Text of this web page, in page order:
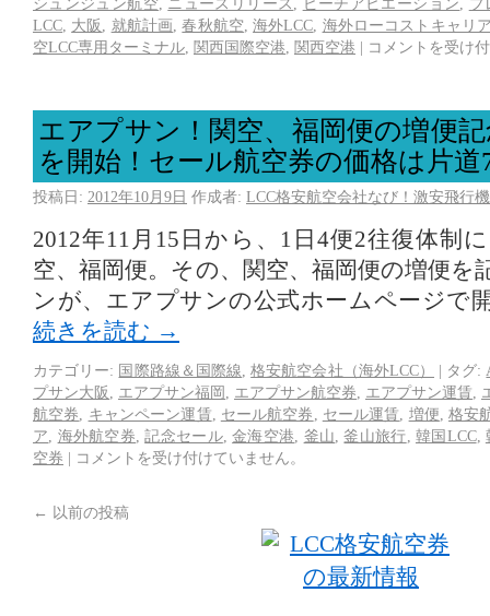
LCC 大阪 就航計画 ,春秋航空 ,海外LCC 海外ローコストキャリ
空LCC専用ターミナル 関西国際空港 関西空港 | コメントを受け
エアプサン！関空、福岡便の増便
を開始！セール航空券の価格は片道
投稿日: 2012年10月9日 作成者: LCC格安航空会社なび！激安飛行
2012年11月15日から、1日4便2往復体制
空、福岡便。その、関空、福岡便の増便を
ンが、エアプサンの公式ホームページで
続きを読む →
カテゴリー: 国際路線＆国際線 ,格安航空会社（海外LCC） | タグ:
プサン大阪
エアプサン福岡 エアプサン航空券 エアプサン運賃
航空券
キャンペーン運賃 セール航空券 セール運賃 増便 ,格安
ア
海外航空券 ,記念セール,金海空港 釜山 ,釜山旅行 韓国LCC,
空券 | コメントを受け付けていません。
← 以前の投稿